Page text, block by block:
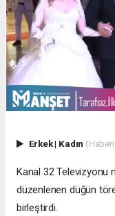
Erkek| Kadın
Kanal 32 Televizyonu
düzenlenen düğün
birleştirdi.